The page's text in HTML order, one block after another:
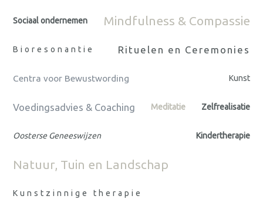
Sociaal ondernemen Mindfulness & Compassie
Bioresonantie Rituelen en Ceremonies
Centra voor Bewustwording Kunst
Voedingsadvies & Coaching Meditatie Zelfrealisatie
Oosterse Geneeswijzen Kindertherapie
Natuur, Tuin en Landschap
Kunstzinnige therapie